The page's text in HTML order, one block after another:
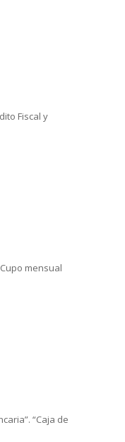
Fiscal y
mensual
“Caja de